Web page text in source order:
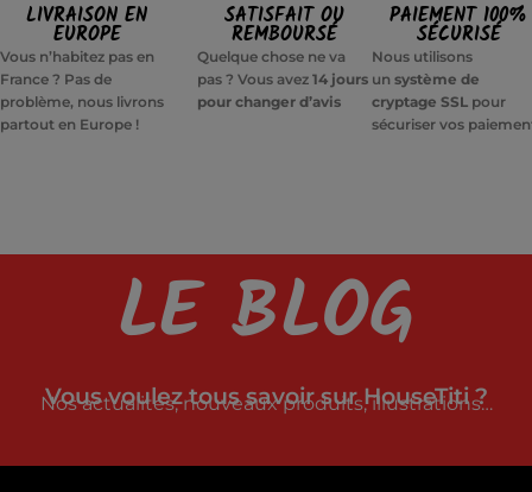
LIVRAISON EN
EUROPE
Vous n’habitez pas en
France ? Pas de
problème, nous livrons
partout en Europe !
SATISFAIT OU
REMBOURSÉ
Quelque chose ne va
pas ? Vous avez14 jours
pour changer d’avis
PAIEMENT 100%
SÉCURISÉ
Nous utilisons
un système de
cryptage SSLpour
sécuriser vos
LE BLOG
Vous voulez tous savoir sur HouseTiti ?
Nos actualités, nouveaux produits, illustrations…